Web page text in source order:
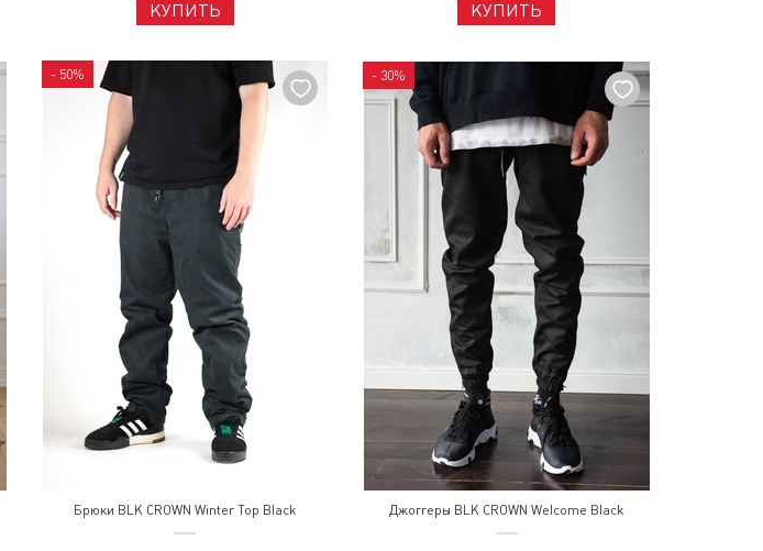
КУПИТЬ КУПИТЬ
- 50%
Брюки BLK CROWN Winter Top Black
- 30%
Джоггеры BLK CROWN Welcome Black